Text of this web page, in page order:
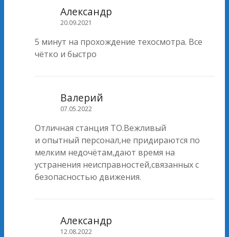
Александр
20.09.2021
5 минут на прохождение техосмотра. Все
чётко и быстро
Валерий
07.05.2022
Отличная станция ТО.Вежливый
и опытный персонал,не придираются по
мелким недочётам,дают время на
устранения неисправностей,связанных с
безопасностью движения.
Александр
12.08.2022